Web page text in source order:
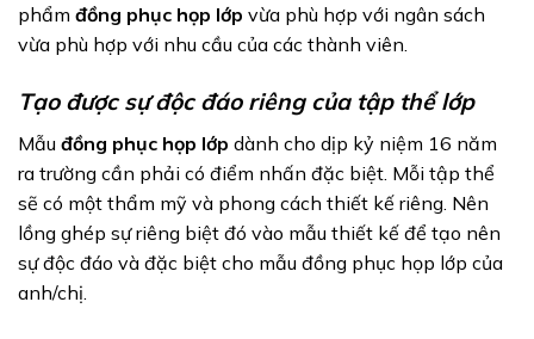
phẩm đồng phục họp lớp vừa phù hợp với ngân sách
vừa phù hợp với nhu cầu của các thành viên.
Tạo được sự độc đáo riêng của tập thể lớp
Mẫu đồng phục họp lớp dành cho dịp kỷ niệm 16 năm
ra trường cần phải có điểm nhấn đặc biệt. Mỗi tập thể
sẽ có một thẩm mỹ và phong cách thiết kế riêng. Nên
lồng ghép sự riêng biệt đó vào mẫu thiết kế để tạo nên
sự độc đáo và đặc biệt cho mẫu đồng phục họp lớp của
anh/chị.